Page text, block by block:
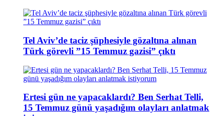
Tel Aviv’de taciz şüphesiyle gözaltına alınan
Türk görevli ”15 Temmuz gazisi” çıktı
Ertesi gün ne yapacaklardı? Ben Serhat Telli,
15 Temmuz günü yaşadığım olayları anlatmak